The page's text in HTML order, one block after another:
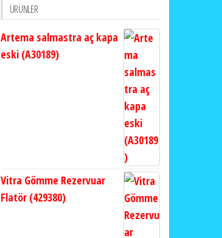
ÜRÜNLER
Artema salmastra aç kapa
eski (A30189)
Vitra Gömme Rezervuar
Flatör (429380)